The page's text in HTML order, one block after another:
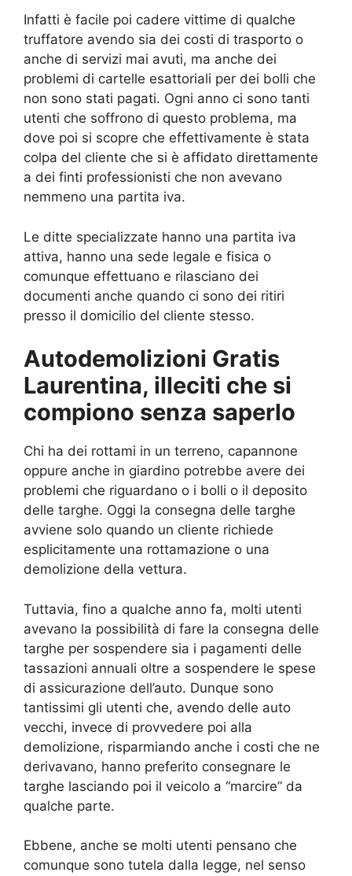
Infatti è facile poi cadere vittime di qualche
truffatore avendo sia dei costi di trasporto o
anche di servizi mai avuti, ma anche dei
problemi di cartelle esattoriali per dei bolli che
non sono stati pagati. Ogni anno ci sono tanti
utenti che soffrono di questo problema, ma
dove poi si scopre che effettivamente è stata
colpa del cliente che si è affidato direttamente
a dei finti professionisti che non avevano
nemmeno una partita iva.
Le ditte specializzate hanno una partita iva
attiva, hanno una sede legale e fisica o
comunque effettuano e rilasciano dei
documenti anche quando ci sono dei ritiri
presso il domicilio del cliente stesso.
Autodemolizioni Gratis
Laurentina, illeciti che si
compiono senza saperlo
Chi ha dei rottami in un terreno, capannone
oppure anche in giardino potrebbe avere dei
problemi che riguardano o i bolli o il deposito
delle targhe. Oggi la consegna delle targhe
avviene solo quando un cliente richiede
esplicitamente una rottamazione o una
demolizione della vettura.
Tuttavia, fino a qualche anno fa, molti utenti
avevano la possibilità di fare la consegna delle
targhe per sospendere sia i pagamenti delle
tassazioni annuali oltre a sospendere le spese
di assicurazione dell’auto. Dunque sono
tantissimi gli utenti che, avendo delle auto
vecchi, invece di provvedere poi alla
demolizione, risparmiando anche i costi che ne
derivavano, hanno preferito consegnare le
targhe lasciando poi il veicolo a “marcire” da
qualche parte.
Ebbene, anche se molti utenti pensano che
comunque sono tutela dalla legge, nel senso